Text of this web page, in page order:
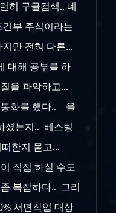
히 구글검색.. 네
부 주식이라는
만 전혀 다른...
대해 공부를 하
을 파악하고...
통화를 했다.. 을
셨는지.. 베스팅
한지 묻고...
직접 하실 수도
복잡하다.. 그리
서면작업 대상